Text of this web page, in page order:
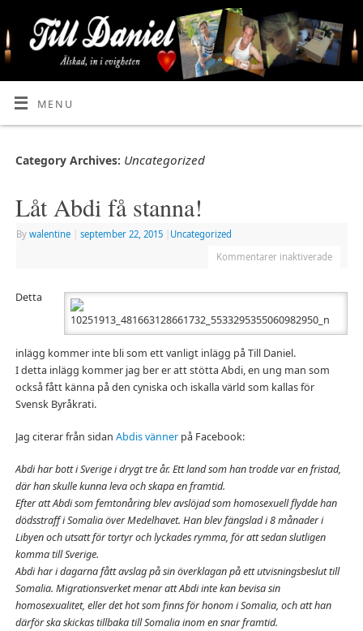
MENU
Category Archives: Uncategorized
Låt Abdi få stanna!
By walentine september 22, 2015
Uncategorized
Kommentarer inaktiverade
Detta
inlägg kommer inte bli som ett vanligt inlägg på Till Daniel.
I detta inlägg kommer jag ber er att stötta Abdi, en ung man som
också fått känna på den cyniska och iskalla värld som kallas för
Svensk Byråkrati.
Jag citerar från sidan Abdis vännerpå Facebook:
Abdi har bott i Sverige i drygt tre år. Ett land som han trodde var en fristad,
där han skulle kunna leva och skapa en framtid.
Efter att Abdi som femtonåring blev avslöjad som homosexuell flydde han
dödsstraff i Somalia över Medelhavet. Han blev fängslad i 8 månader i
Libyen och utsatt för tortyr och lyckades rymma, för att sedan slutligen
komma till Sverige.
Abdi har i dagarna fått avslag på sin överklagan på ett utvisningsbeslut till
Somalia. Migrationsverket menar att Abdi inte kan bevisa sin
homosexualitet, eller det hot som finns för honom i Somalia, och att han
därför ska skickas tillbaka till Somalia inom en snar framtid.